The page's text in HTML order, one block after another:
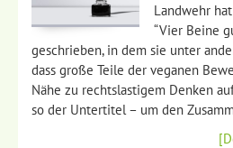
Landwehr
“Vier Beine
geschrieben, in dem sie unter
dass große Teile der veganen
Nähe zu rechtslastigem Denken
so der Untertitel – um den